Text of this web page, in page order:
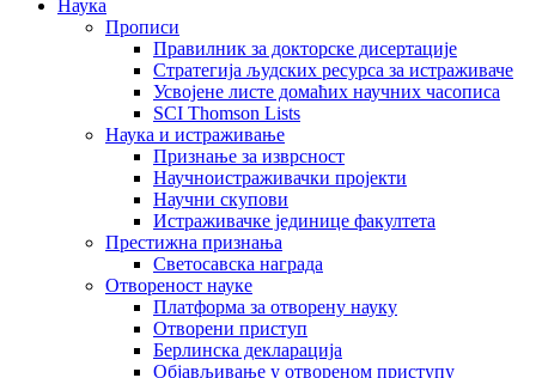
Наука
Прописи
Правилник за докторске дисертације
Стратегија људских ресурса за истраживаче
Усвојене листе домаћих научних часописа
SCI Thomson Lists
Наука и истраживање
Признање за изврсност
Научноистраживачки пројекти
Научни скупови
Истраживачке јединице факултета
Престижна признања
Светосавска награда
Отвореност науке
Платформа за отворену науку
Отворени приступ
Берлинска декларација
Објављивање у отвореном приступу